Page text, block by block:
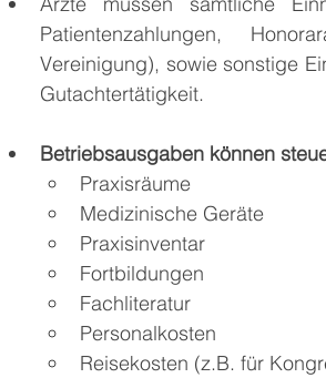
Patientenzahlungen,
Vereinigung), sowie sonstige
Gutachtertätigkeit.
Betriebsausgaben können
Praxisräume
Medizinische Geräte
Praxisinventar
Fortbildungen
Fachliteratur
Personalkosten
Reisekosten (z.B. für